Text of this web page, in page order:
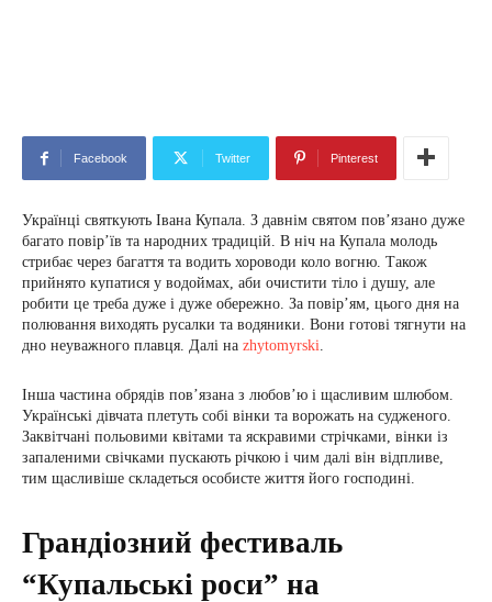
Facebook Twitter Pinterest
Українці святкують Івана Купала. З давнім святом пов’язано дуже
багато повір’їв та народних традицій. В ніч на Купала молодь
стрибає через багаття та водить хороводи коло вогню. Також
прийнято купатися у водоймах, аби очистити тіло і душу, але
робити це треба дуже і дуже обережно. За повір’ям, цього дня на
полювання виходять русалки та водяники. Вони готові тягнути на
дно неуважного плавця. Далі на zhytomyrski.
Інша частина обрядів пов’язана з любов’ю і щасливим шлюбом.
Українські дівчата плетуть собі вінки та ворожать на судженого.
Заквітчані польовими квітами та яскравими стрічками, вінки із
запаленими свічками пускають річкою і чим далі він відпливе,
тим щасливіше складеться особисте життя його господині.
Грандіозний фестиваль
“Купальські роси” на